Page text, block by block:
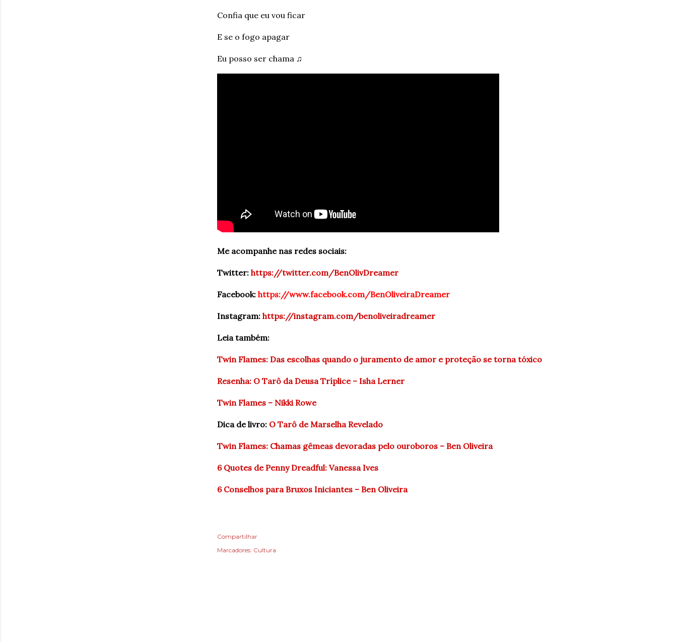
Confia que eu vou ficar
E se o fogo apagar
Eu posso ser chama ♫
Me acompanhe nas redes sociais:
Twitter: https://twitter.com/BenOlivDreamer
Facebook: https://www.facebook.com/BenOliveiraDreamer
Instagram: https://instagram.com/benoliveiradreamer
Leia também:
Twin Flames: Das escolhas quando o juramento de amor e proteção se torna tóxico
Resenha: O Tarô da Deusa Tríplice – Isha Lerner
Twin Flames – Nikki Rowe
Dica de livro: O Tarô de Marselha Revelado
Twin Flames: Chamas gêmeas devoradas pelo ouroboros – Ben Oliveira
6 Quotes de Penny Dreadful: Vanessa Ives
6 Conselhos para Bruxos Iniciantes – Ben Oliveira
Compartilhar
Marcadores: Cultura